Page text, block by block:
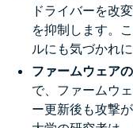
ドライバーを改
を抑制します。
ルにも気づかれ
ファームウェア
で、ファームウ
ー更新後も攻撃